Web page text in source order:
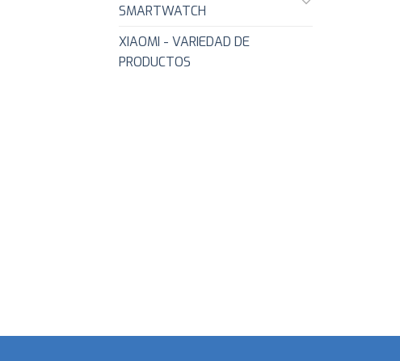
SMARTWATCH
XIAOMI - VARIEDAD DE
PRODUCTOS